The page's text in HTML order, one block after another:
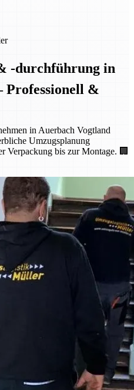
-durchführung in
Professionell &
in Auerbach Vogtland
Umzugsplanung
Verpackung bis zur Montage. 🏢